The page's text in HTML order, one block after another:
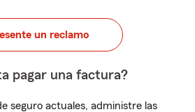
un reclamo
pagar una factura?
seguro actuales, administre las